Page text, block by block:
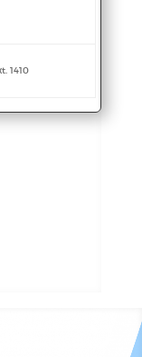
1410